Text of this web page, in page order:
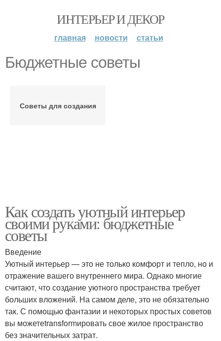
ИНТЕРЬЕР И ДЕКОР
главная новости статьи
Бюджетные советы
Советы для создания
Как создать уютный интерьер
своими руками: бюджетные
советы
Введение
Уютный интерьер — это не только комфорт и тепло, но и
отражение вашего внутреннего мира. Однако многие
считают, что создание уютного пространства требует
больших вложений. На самом деле, это не обязательно
так. С помощью фантазии и некоторых простых советов
вы можетеtransformировать свое жилое пространство
без значительных затрат.